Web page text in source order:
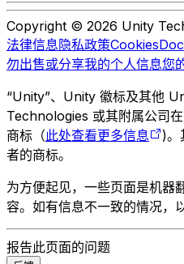
Copyright © 2026 Unity
法律信息隐私政策Cookies
勿出售或分享我的个人信息您
“Unity”、Unity 徽标及其他
Technologies 或其附属公司
商标（此处查看更多信息
)。
者的商标。
为方便起见，一些页面是机器
容。如有信息不一致的情况，
报告此页面的问题